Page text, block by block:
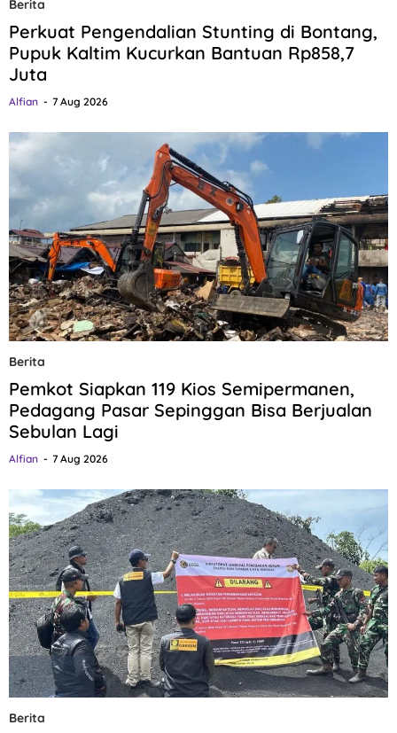
Berita
Perkuat Pengendalian Stunting di Bontang,
Pupuk Kaltim Kucurkan Bantuan Rp858,7
Juta
Alfian 7 Aug 2026
Berita
Pemkot Siapkan 119 Kios Semipermanen,
Pedagang Pasar Sepinggan Bisa Berjualan
Sebulan Lagi
Alfian 7 Aug 2026
Berita